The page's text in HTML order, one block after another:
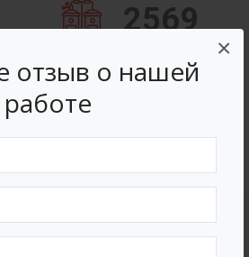
отзыв о нашей
работе
×
2569